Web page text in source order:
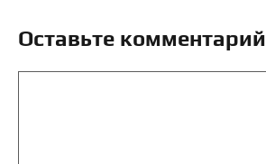
Оставьте комментарий